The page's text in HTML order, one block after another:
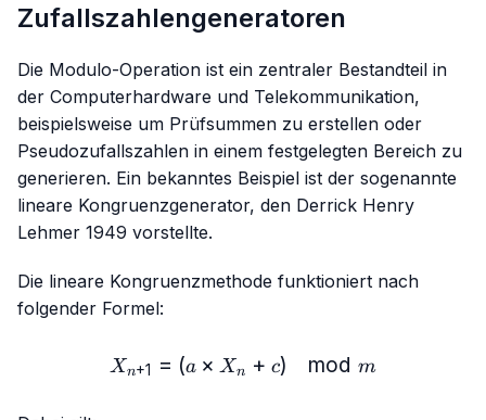
Zufallszahlengeneratoren
Die Modulo-Operation ist ein zentraler Bestandteil in
der Computerhardware und Telekommunikation,
beispielsweise um Prüfsummen zu erstellen oder
Pseudozufallszahlen in einem festgelegten Bereich zu
generieren. Ein bekanntes Beispiel ist der sogenannte
lineare Kongruenzgenerator, den Derrick Henry
Lehmer 1949 vorstellte.
Die lineare Kongruenzmethode funktioniert nach
folgender Formel:
X_{n+1} = (a × X_n +
Xn+1 = (a × Xn + c) mod m